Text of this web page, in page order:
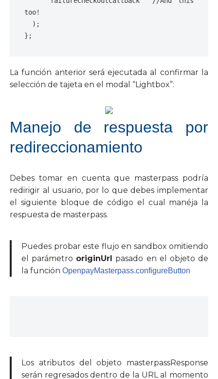
too!
);
};
La función anterior será ejecutada al confirmar la
selección de tajeta en el modal “Lightbox”:
Manejo de respuesta por
redireccionamiento
Debes tomar en cuenta que masterpass podría
redirigir al usuario, por lo que debes implementar
el siguiente bloque de código el cual manéja la
respuesta de masterpass.
Puedes probar este flujo en sandbox omitiendo
el parámetro originUrl pasado en el objeto de
la función OpenpayMasterpass.configureButton
Los atributos del objeto masterpassResponse
serán regresados dentro de la URL al momento